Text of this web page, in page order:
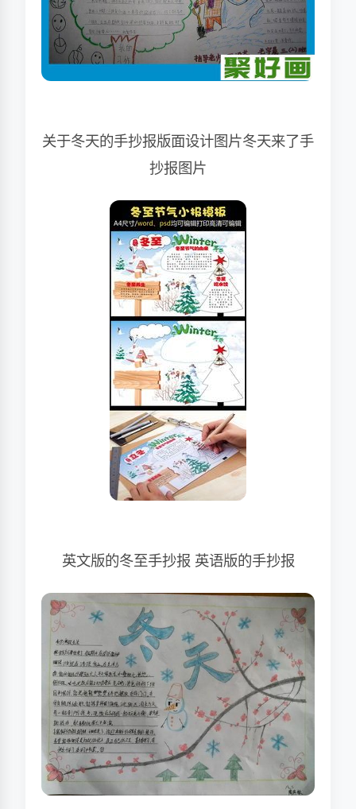
关于冬天的手抄报版面设计图片冬天来了手
抄报图片
英文版的冬至手抄报 英语版的手抄报